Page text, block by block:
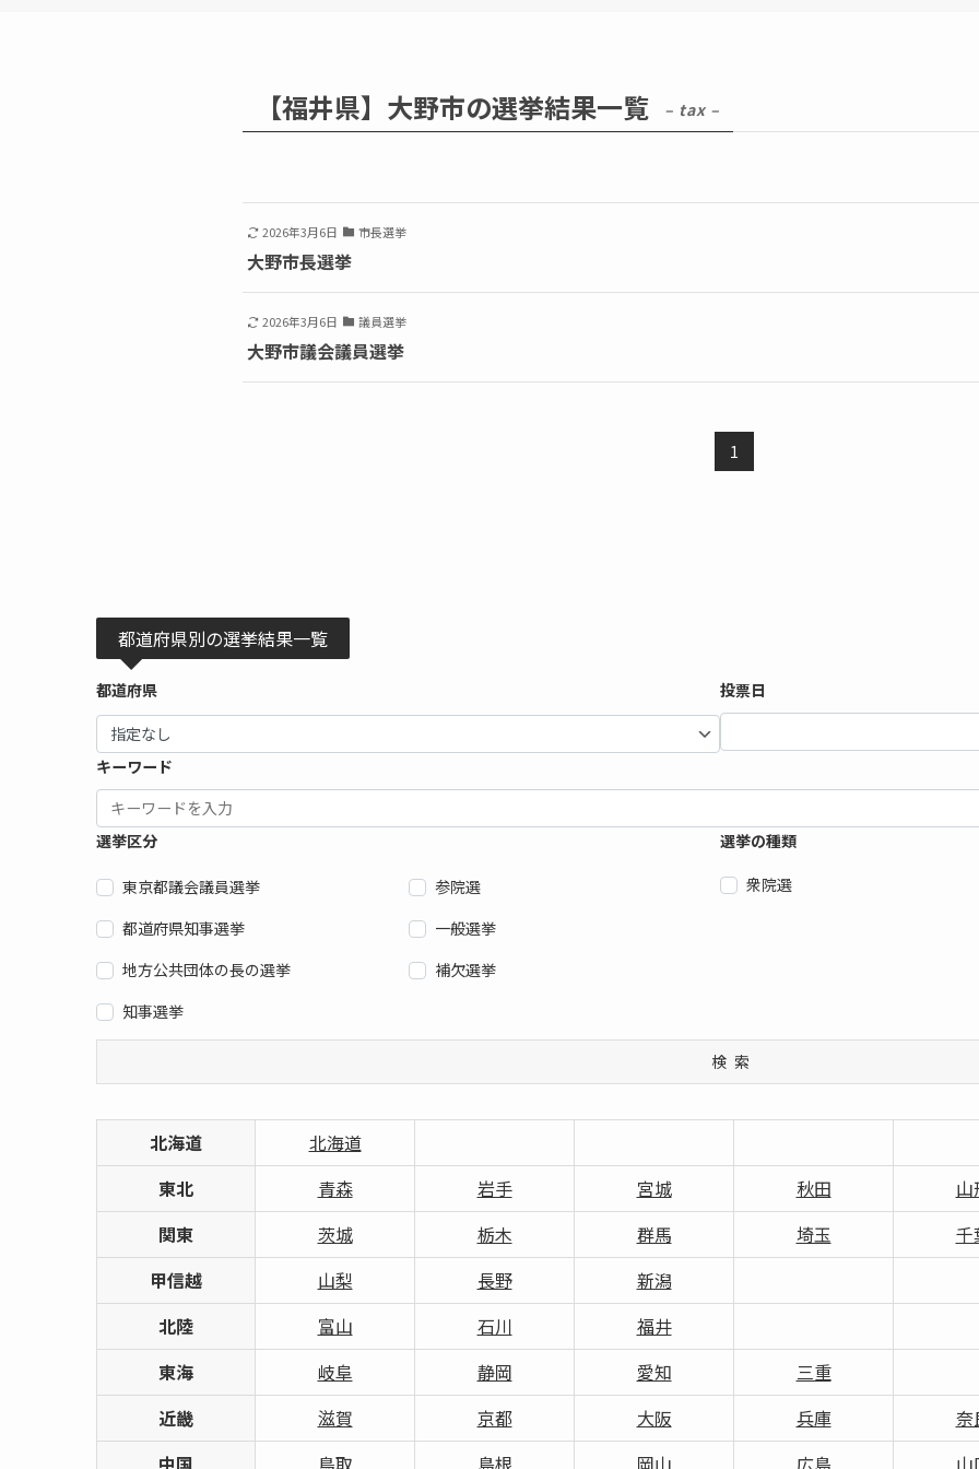
【福井県】大野市の選挙結果一覧 – tax –
2026年3月6日 市長選挙
大野市長選挙
2026年3月6日 議員選挙
大野市議会議員選挙
1
都道府県別の選挙結果一覧
都道府県 投票日
キーワード
選挙区分
東京都議会議員選挙
参院選
都道府県知事選挙
一般選挙
地方公共団体の長の選挙
補欠選挙
知事選挙
選挙の種類
衆院選
検索
北海道
北海道
東北
青森 岩手 宮城 秋田 山
関東
茨城 栃木 群馬 埼玉 千
甲信越
山梨 長野
新潟
北陸
富山 石川
福井
東海
岐阜 静岡 愛知
三重
近畿
滋賀 京都 大阪 兵庫 奈
中国
鳥取 島根 岡山 広島 山